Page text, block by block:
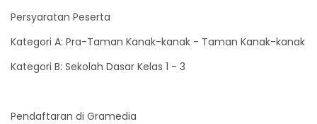
Persyaratan Peserta
Kategori A: Pra-Taman Kanak-kanak - Taman Kanak-kanak
Kategori B: Sekolah Dasar Kelas 1 - 3
Pendaftaran di Gramedia